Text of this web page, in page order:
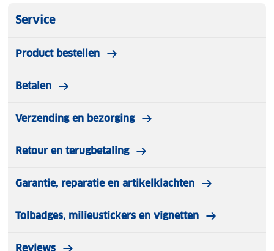
Service
Product bestellen
Betalen
Verzending en bezorging
Retour en terugbetaling
Garantie, reparatie en artikelklachten
Tolbadges, milieustickers en vignetten
Reviews